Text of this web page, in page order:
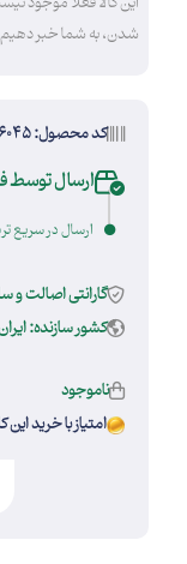
شدن، به شما خبر
کد محصول: 00206045
ارسال توسط
ارسال در سریع
گارانتی اصالت و
کشور سازنده:
ناموجود
امتیاز با خرید این